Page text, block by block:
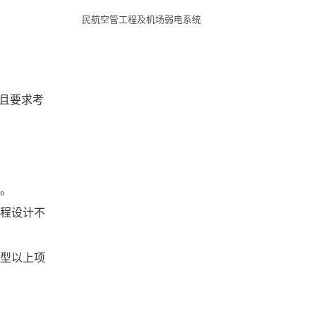
要求考
设计不
以上项
民航空管工程及机场弱电系统